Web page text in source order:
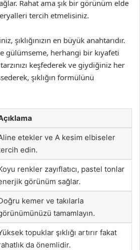
Rahat ama şık bir görünüm elde
tercih etmelisiniz.
şıklığınızın en büyük anahtarıdır.
gülümseme, herhangi bir kıyafeti
keşfederek ve giydiğiniz her
şıklığın formülünü
etekler ve A kesim elbiseler
edin.
renkler zayıflatıcı, pastel tonlar
görünüm sağlar.
kemer ve takılarla
tamamlayın.
topuklar şıklığı artırır fakat
da önemlidir.